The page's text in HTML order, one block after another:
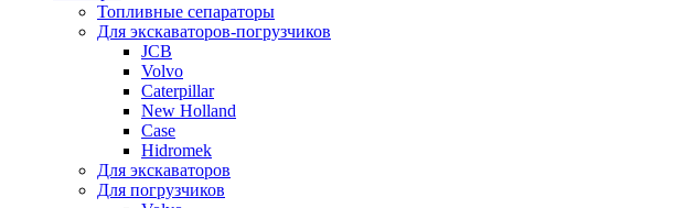
Топливные сепараторы
Для экскаваторов-погрузчиков
JCB
Volvo
Caterpillar
New Holland
Case
Hidromek
Для экскаваторов
Для погрузчиков